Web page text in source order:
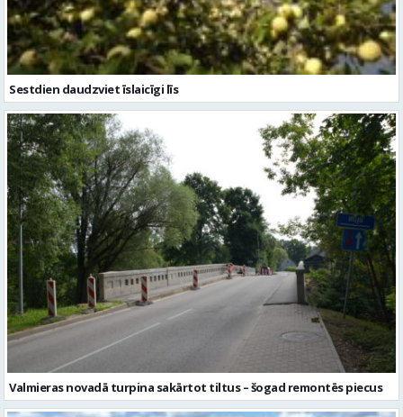
Sestdien daudzviet īslaicīgi līs
Valmieras novadā turpina sakārtot tiltus – šogad remontēs piecus